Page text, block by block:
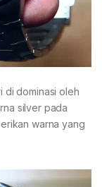
di dominasi oleh
silver pada
warna yang